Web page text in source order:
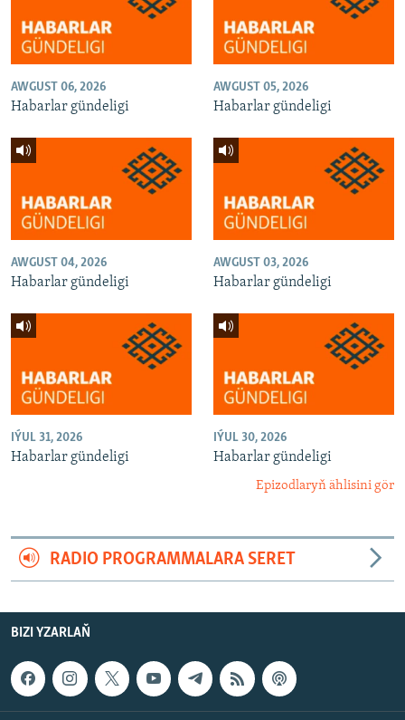
AWGUST 06, 2026
Habarlar gündeligi
AWGUST 05, 2026
Habarlar gündeligi
AWGUST 04, 2026
Habarlar gündeligi
AWGUST 03, 2026
Habarlar gündeligi
IÝUL 31, 2026
Habarlar gündeligi
IÝUL 30, 2026
Habarlar gündeligi
Epizodlaryň ählisini gör
RADIO PROGRAMMALARA SERET
BIZI YZARLAŇ